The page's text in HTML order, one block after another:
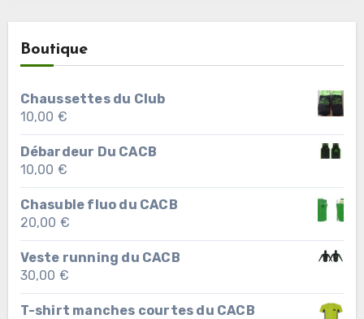
Boutique
Chaussettes du Club
10,00 €
Débardeur Du CACB
10,00 €
Chasuble fluo du CACB
20,00 €
Veste running du CACB
30,00 €
T-shirt manches courtes du CACB